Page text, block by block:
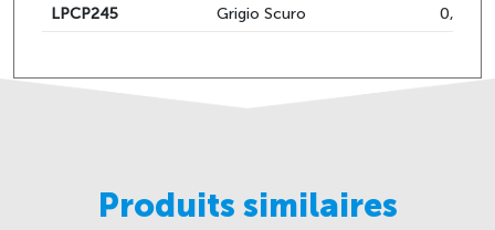
LPCP245
Grigio Scuro 0,97
Produits similaires